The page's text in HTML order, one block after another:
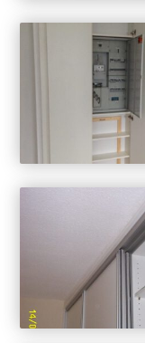
Restaurierungen
Treppensanierungen
Tapetentüren
Barrierefrei
Klappläden